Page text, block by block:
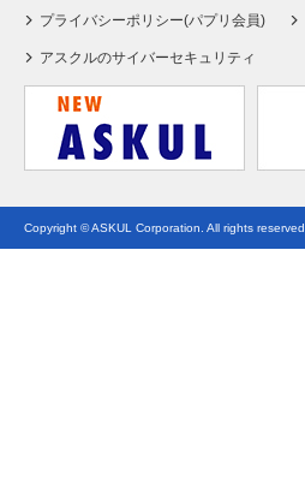
プライバシーポリシー(パプリ会員)
アスクルのサイバーセキュリティ
Copyright © ASKUL Corporation. All rights reserved.